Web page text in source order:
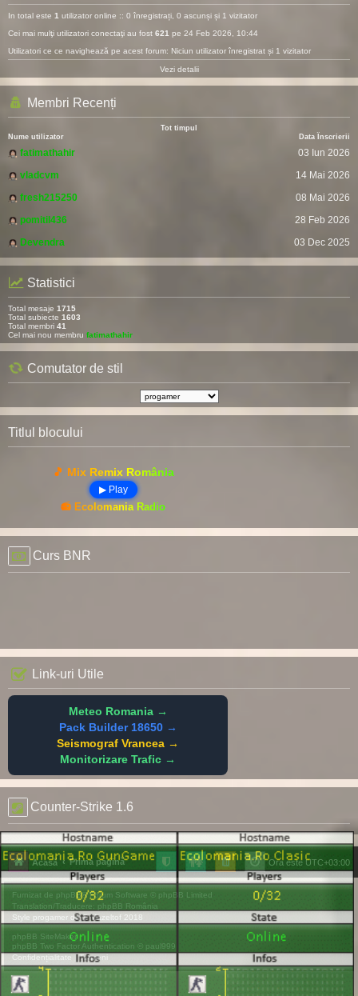
In total este 1 utilizator online :: 0 înregistrați, 0 ascunși și 1 vizitator
Cei mai mulţi utilizatori conectaţi au fost 621 pe 24 Feb 2026, 10:44
Utilizatori ce ce navighează pe acest forum: Niciun utilizator înregistrat și 1 vizitator
Vezi detalii
Membri Recenți
Tot timpul
Nume utilizator
Data Înscrierii
fatimathahir
03 Iun 2026
vladcvm
14 Mai 2026
fresh215250
08 Mai 2026
pomitil436
28 Feb 2026
Devendra
03 Dec 2025
Statistici
Total mesaje 1715
Total subiecte 1603
Total membri 41
Cel mai nou membru fatimathahir
Comutator de stil
Titlul blocului
🎵 Mix Remix România
▶ Play
📻 Ecolomania Radio
Curs BNR
Link-uri Utile
Meteo Romania →
Pack Builder 18650 →
Seismograf Vrancea →
Monitorizare Trafic →
Counter-Strike 1.6
Acasă Prima pagină Ora este UTC+03:00
Furnizat de phpBB® Forum Software © phpBB Limited
Translation/Traducere: phpBB România
Style progamer de ©Mazeltof 2018
phpBB SiteMaker
phpBB Two Factor Authentication © paul999
Confidențialitate |Termeni